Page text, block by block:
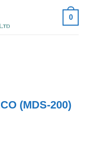
0
(MDS-200)